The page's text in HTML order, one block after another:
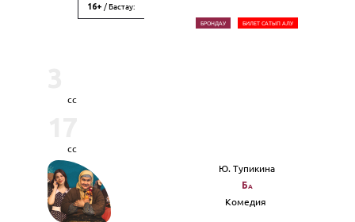
16+ / Бастау:
БРОНДАУ БИЛЕТ САТЫП АЛУ
сс
сс
Ю. Тупикина
Ба
Комедия